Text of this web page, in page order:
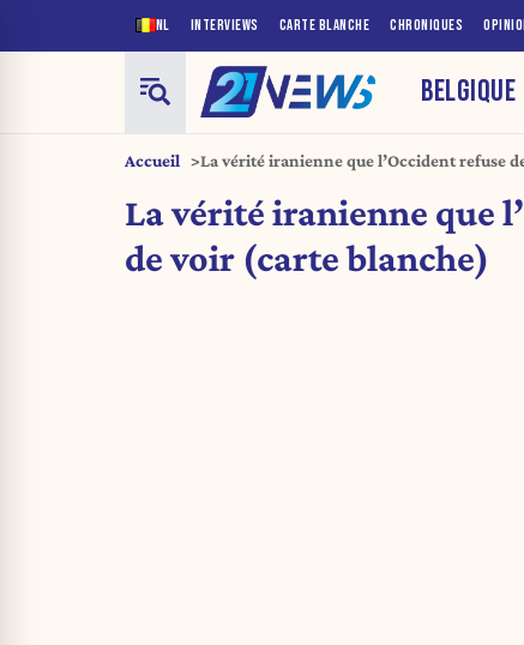
NL INTERVIEWS CARTE BLANCHE CHRONIQUES
BELGIQUE
Accueil
La vérité iranienne que l’Occident refuse
La vérité iranienne que
de voir (carte blanche)